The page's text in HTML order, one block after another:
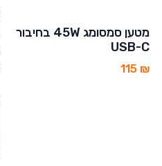
מטען סמסומג 45W בחיבור
USB-C
115 ₪